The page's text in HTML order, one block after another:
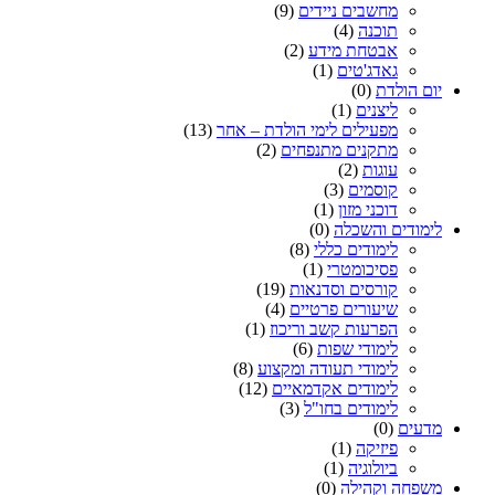
מחשבים ניידים (9)
תוכנה (4)
אבטחת מידע (2)
גאדג'טים (1)
יום הולדת (0)
ליצנים (1)
מפעילים לימי הולדת – אחר (13)
מתקנים מתנפחים (2)
עוגות (2)
קוסמים (3)
דוכני מזון (1)
לימודים והשכלה (0)
לימודים כללי (8)
פסיכומטרי (1)
קורסים וסדנאות (19)
שיעורים פרטיים (4)
הפרעות קשב וריכוז (1)
לימודי שפות (6)
לימודי תעודה ומקצוע (8)
לימודים אקדמאיים (12)
לימודים בחו"ל (3)
מדעים (0)
פיזיקה (1)
ביולוגיה (1)
משפחה וקהילה (0)